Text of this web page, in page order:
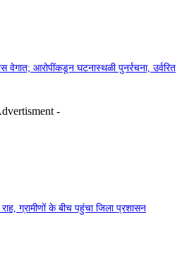
वेगात; आरोपींकडून घटनास्थळी पुनर्रचना, उर्वरित
-
ग्रामीणों के बीच पहुंचा जिला प्रशासन